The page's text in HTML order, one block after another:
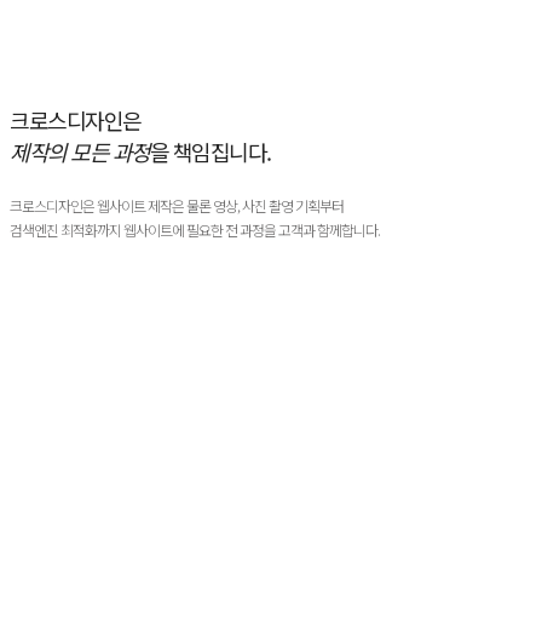
크로스디자인은
제작의 모든 과정을 책임집니다.
크로스디자인은 웹사이트 제작은 물론 영상, 사진 촬영 기획부터
검색엔진 최적화까지 웹사이트에 필요한 전 과정을 고객과 함께합니다.